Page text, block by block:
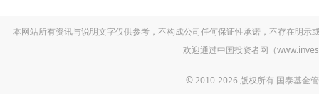
本网站所有资讯与说明文字仅供参考，不构成公司任何保证性承诺，不存在明
欢迎通过中国投资者网（
© 2010-2026 版权所有 国泰基金